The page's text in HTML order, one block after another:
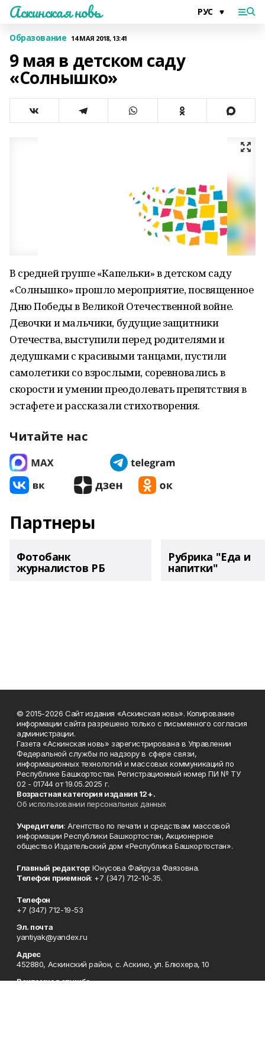
Аскинская новь
Образование 14 МАЯ 2018, 13:41
9 мая в детском саду
«Солнышко»
В средней группе «Капельки» в детском саду
«Солнышко» прошло мероприятие, посвященное
Дню Победы в Великой Отечественной войне.
Девочки и мальчики, будущие защитники
Отечества, выступили перед родителями и
дедушками с красивыми танцами, пустили
самолетики со взрослыми, соревновались в
скорости и умении преодолевать препятствия в
эстафете и рассказали стихотворения.
Читайте нас
Партнеры
Фотобанк
журналистов РБ
Рубрика "Еда и
напитки"
© 2015-2026 Сайт издания «Аскинская новь». Копирование
информации сайта разрешено только с письменного согласия
администрации.
Газета «Аскинская новь» зарегистрирована в Управлении
Федеральной службы по надзору в сфере связи,
информационных технологий и массовых коммуникаций по
Республике Башкортостан. Регистрационный номер ПИ № ТУ
02 - 01744 от 19.05.2025 г.
Возрастная категория издания 12+.
Об использовании персональных данных
Учредители: Агентство по печати и средствам массовой
информации Республики Башкортостан, Акционерное
общество Издательский дом «Республика Башкортостан».
Главный редактор: Юнусова Файруза Фаязовна.
Телефон приемной: +7 (347) 712-10-35.
Телефон
+7 (347) 712-19-53
Эл. почта
yantiyak@yandex.ru
Адрес
452880, Аскинский район, с. Аскино, ул. Блюхера, 10
Рекламная служба